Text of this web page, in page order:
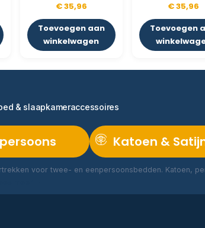
€35,96
Toevoegen aan
winkelwagen
€35,96
Toevoegen
& slaapkameraccessoires
Katoen &
voor twee- en eenpersoonsbedden. Katoen,